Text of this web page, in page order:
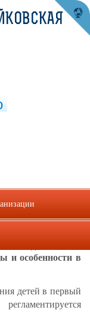
заявлений в
и особенности в
детей в первый